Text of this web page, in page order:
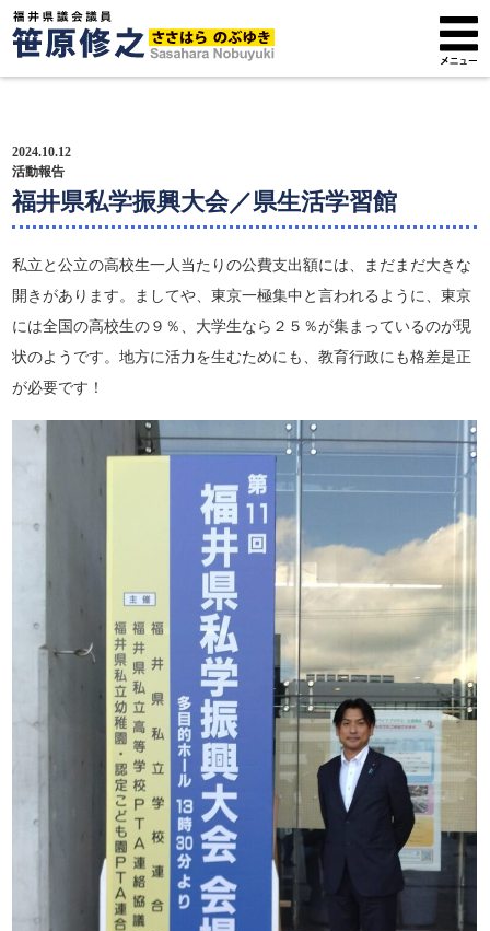
プロフィール
政策方針
活動報告
広報紙
サポーター募集
2024.10.12
活動報告
福井県私学振興大会／県生活学習館
私立と公立の高校生一人当たりの公費支出額には、まだまだ大きな
開きがあります。ましてや、東京一極集中と言われるように、東京
には全国の高校生の９％、大学生なら２５％が集まっているのが現
状のようです。地方に活力を生むためにも、教育行政にも格差是正
が必要です！